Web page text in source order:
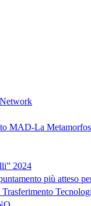
MAD-La
2024
più atteso